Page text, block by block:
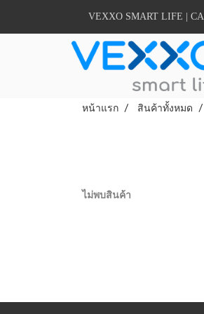
VEXXO SMART LIFE |
หน้าแรก สินค้าทั้งหมด
ไม่พบสินค้า